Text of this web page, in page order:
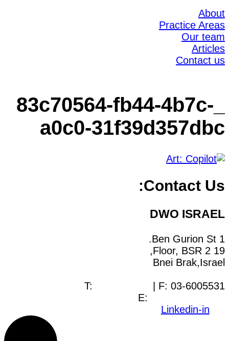
About
Practice Areas
Our team
Articles
Contact us
_83c70564-fb44-4b7c-
a0c0-31f39d357dbc
Contact Us:
DWO ISRAEL
1 Ben Gurion St.
19 Floor, BSR 2,
Bnei Brak,Israel
T:
| F: 03-6005531
E:
Linkedin-in